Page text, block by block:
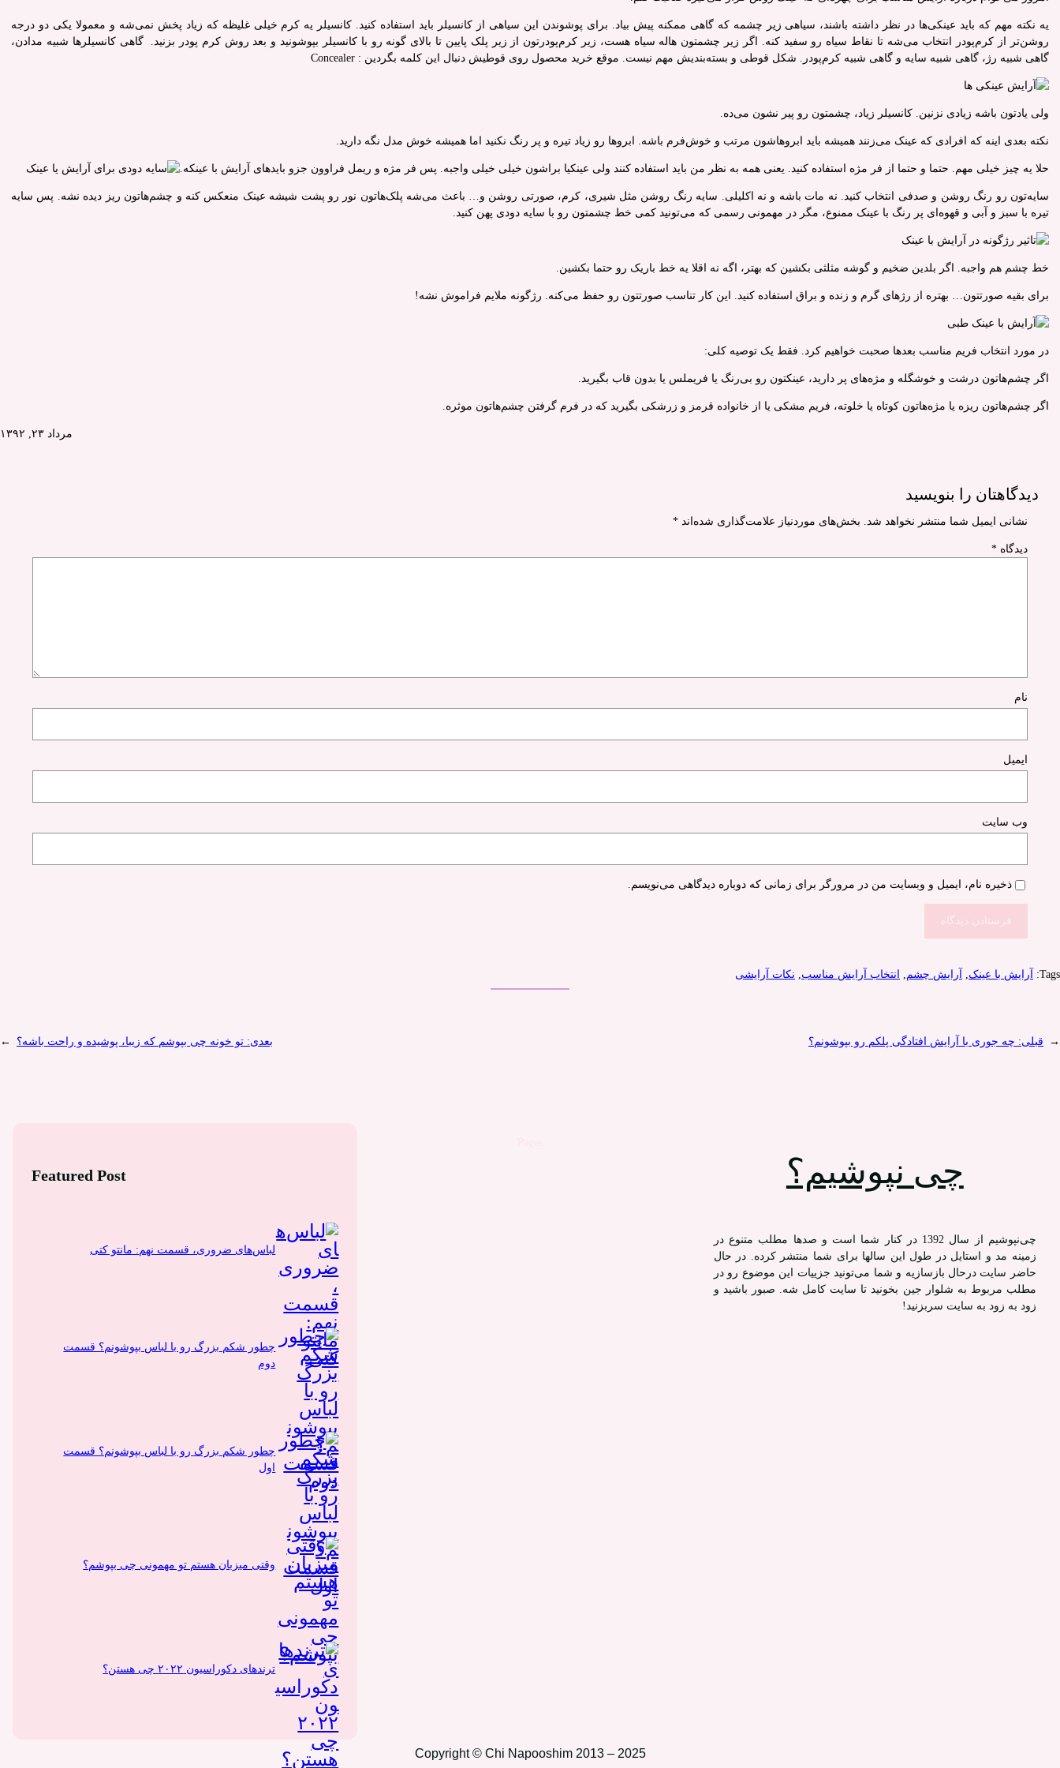
یه نکته مهم که باید عینکی‌ها در نظر داشته باشند، سیاهی زیر چشمه که گاهی ممکنه پیش بیاد. برای پوشوندن این سیاهی از کانسیلر باید استفاده کنید. کانسیلر یه کرم خیلی غلیظه که زیاد پخش نمی‌شه و معمولا یکی دو درجه
روشن‌تر از کرم‌پودر انتخاب می‌شه تا نقاط سیاه رو سفید کنه. اگر زیر چشمتون هاله سیاه هست، زیر کرم‌پودرتون از زیر پلک پایین تا بالای گونه رو با کانسیلر بپوشونید و بعد روش کرم پودر بزنید. گاهی کانسیلرها شبیه مدادن،
گاهی شبیه رژ، گاهی شبیه سایه و گاهی شبیه کرم‌پودر. شکل قوطی و بسته‌بندیش مهم نیست. موقع خرید محصول روی قوطیش دنبال این کلمه بگردین : Concealer
ولی یادتون باشه زیادی نزنین. کانسیلر زیاد، چشمتون رو پیر نشون می‌ده.
نکته بعدی اینه که افرادی که عینک می‌زنند همیشه باید ابروهاشون مرتب و خوش‌فرم باشه. ابروها رو زیاد تیره و پر رنگ نکنید اما همیشه خوش مدل نگه دارید.
حلا یه چیز خیلی مهم. حتما و حتما از فر مژه استفاده کنید. یعنی همه به نظر من باید استفاده کنند ولی عینکیا براشون خیلی خیلی واجبه. پس فر مژه و ریمل فراوون جزو بایدهای آرایش با عینکه.
سایه‌تون رو رنگ روشن و صدفی انتخاب کنید. نه مات باشه و نه اکلیلی. سایه رنگ روشن مثل شیری، کرم، صورتی روشن و… باعث می‌شه پلک‌هاتون نور رو پشت شیشه عینک منعکس کنه و چشم‌هاتون ریز دیده نشه. پس سایه
تیره با سبز و آبی و قهوه‌ای پر رنگ با عینک ممنوع، مگر در مهمونی رسمی که می‌تونید کمی خط چشمتون رو با سایه دودی پهن کنید.
خط چشم هم واجبه. اگر بلدین ضخیم و گوشه مثلثی بکشین که بهتر، اگه نه اقلا یه خط باریک رو حتما بکشین.
برای بقیه صورتتون… بهتره از رژهای گرم و زنده و براق استفاده کنید. این کار تناسب صورتتون رو حفظ می‌کنه. رژگونه ملایم فراموش نشه!
در مورد انتخاب فریم مناسب بعدها صحبت خواهیم کرد. فقط یک توصیه کلی:
اگر چشم‌هاتون درشت و خوشگله و مژه‌های پر دارید، عینکتون رو بی‌رنگ یا فریملس یا بدون قاب بگیرید.
اگر چشم‌هاتون ریزه یا مژه‌هاتون کوتاه یا خلوته، فریم مشکی یا از خانواده قرمز و زرشکی بگیرید که در فرم گرفتن چشم‌هاتون موثره.
مرداد ۲۳, ۱۳۹۲
دیدگاهتان را بنویسید
نشانی ایمیل شما منتشر نخواهد شد. بخش‌های موردنیاز علامت‌گذاری شده‌اند *
دیدگاه *
نام
ایمیل
وب‌ سایت
ذخیره نام، ایمیل و وبسایت من در مرورگر برای زمانی که دوباره دیدگاهی می‌نویسم.
Tags: آرایش با عینک, آرایش چشم, انتخاب آرایش مناسب, نکات آرایشی
← قبلی: چه جوری با آرایش افتادگی پلکم رو بپوشونم؟ بعدی: تو خونه چی بپوشم که زیبا، پوشیده و راحت باشه؟ →
چی نپوشیم؟
چی‌نپوشیم از سال 1392 در کنار شما است و صدها مطلب متنوع در
زمینه مد و استایل در طول این سالها برای شما منتشر کرده. در حال
حاضر سایت درحال بازسازیه و شما می‌تونید جزییات این موضوع رو در
مطلب مربوط به شلوار جین بخونید تا سایت کامل شه. صبور باشید و
زود به زود به سایت سربزنید!
Featured Post
لباس‌های ضروری، قسمت نهم: مانتو کتی
چطور شکم بزرگ رو با لباس بپوشونم؟ قسمت
دوم
چطور شکم بزرگ رو با لباس بپوشونم؟ قسمت
اول
وقتی میزبان هستم تو مهمونی چی بپوشم؟
ترندهای دکوراسیون ۲۰۲۲ چی هستن؟
Copyright © Chi Napooshim 2013 – 2025